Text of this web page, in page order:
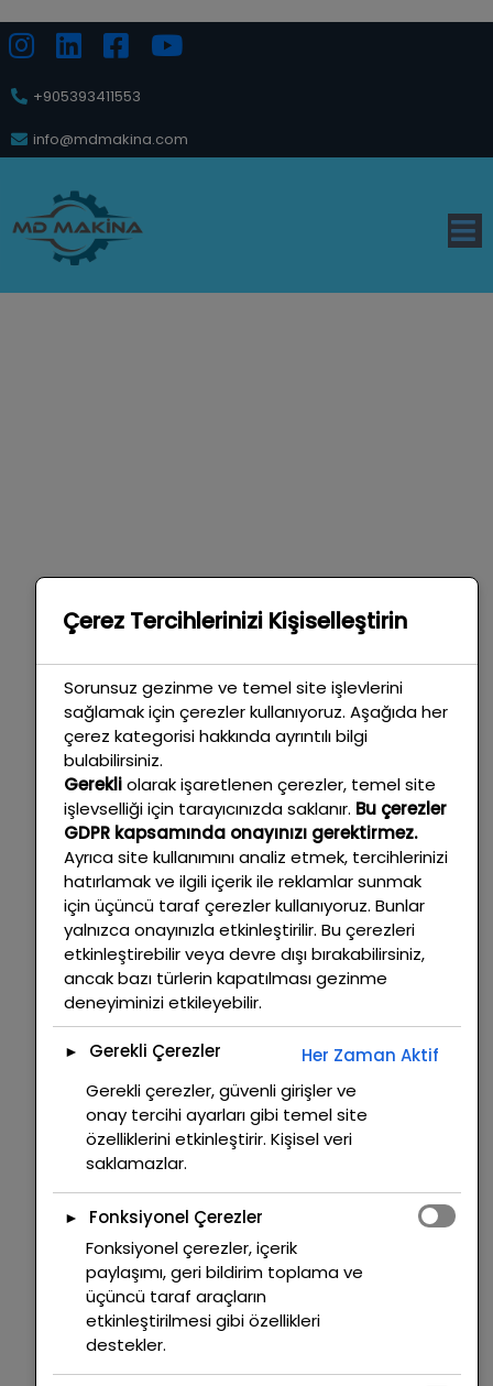
+905393411553
info@mdmakina.com
Çerez Tercihlerinizi Kişiselleştirin
Sorunsuz gezinme ve temel site işlevlerini
sağlamak için çerezler kullanıyoruz. Aşağıda her
çerez kategorisi hakkında ayrıntılı bilgi
bulabilirsiniz.
Gerekliolarak işaretlenen çerezler, temel site
işlevselliği için tarayıcınızda saklanır. Bu çerezler
GDPR kapsamında onayınızı gerektirmez.
Ayrıca site kullanımını analiz etmek, tercihlerinizi
hatırlamak ve ilgili içerik ile reklamlar sunmak
için üçüncü taraf çerezler kullanıyoruz. Bunlar
yalnızca onayınızla etkinleştirilir. Bu çerezleri
etkinleştirebilir veya devre dışı bırakabilirsiniz,
ancak bazı türlerin kapatılması gezinme
deneyiminizi etkileyebilir.
► Gerekli Çerezler
Her Zaman Aktif
Gerekli çerezler, güvenli girişler ve
onay tercihi ayarları gibi temel site
özelliklerini etkinleştirir. Kişisel veri
saklamazlar.
►
Fonksiyonel Çerezler
Fonksiyonel çerezler, içerik
paylaşımı, geri bildirim toplama ve
üçüncü taraf araçların
etkinleştirilmesi gibi özellikleri
destekler.